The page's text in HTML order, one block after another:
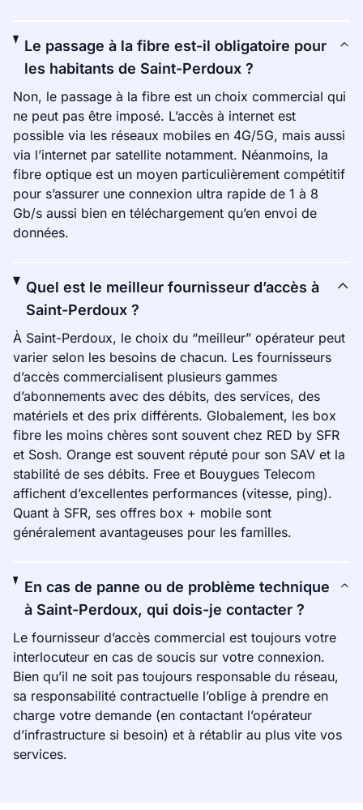
Le passage à la fibre est-il obligatoire pour
les habitants de Saint-Perdoux ?
Non, le passage à la fibre est un choix commercial qui
ne peut pas être imposé. L’accès à internet est
possible via les réseaux mobiles en 4G/5G, mais aussi
via l’internet par satellite notamment. Néanmoins, la
fibre optique est un moyen particulièrement compétitif
pour s’assurer une connexion ultra rapide de 1 à 8
Gb/s aussi bien en téléchargement qu’en envoi de
données.
Quel est le meilleur fournisseur d’accès à
Saint-Perdoux ?
À Saint-Perdoux, le choix du “meilleur” opérateur peut
varier selon les besoins de chacun. Les fournisseurs
d’accès commercialisent plusieurs gammes
d’abonnements avec des débits, des services, des
matériels et des prix différents. Globalement, les box
fibre les moins chères sont souvent chez RED by SFR
et Sosh. Orange est souvent réputé pour son SAV et la
stabilité de ses débits. Free et Bouygues Telecom
affichent d’excellentes performances (vitesse, ping).
Quant à SFR, ses offres box + mobile sont
généralement avantageuses pour les familles.
En cas de panne ou de problème technique
à Saint-Perdoux, qui dois-je contacter ?
Le fournisseur d’accès commercial est toujours votre
interlocuteur en cas de soucis sur votre connexion.
Bien qu’il ne soit pas toujours responsable du réseau,
sa responsabilité contractuelle l’oblige à prendre en
charge votre demande (en contactant l’opérateur
d’infrastructure si besoin) et à rétablir au plus vite vos
services.